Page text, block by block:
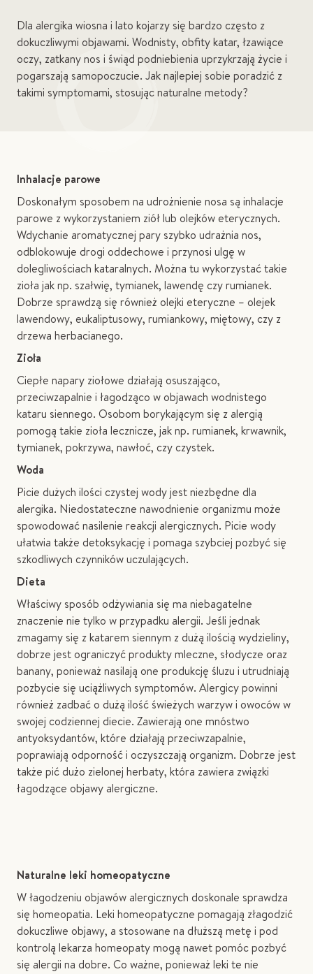
Dla alergika wiosna i lato kojarzy się bardzo często z
dokuczliwymi objawami. Wodnisty, obfity katar, łzawiące
oczy, zatkany nos i świąd podniebienia uprzykrzają życie i
pogarszają samopoczucie. Jak najlepiej sobie poradzić z
takimi symptomami, stosując naturalne metody?
Inhalacje parowe
Doskonałym sposobem na udrożnienie nosa są inhalacje
parowe z wykorzystaniem ziół lub olejków eterycznych.
Wdychanie aromatycznej pary szybko udrażnia nos,
odblokowuje drogi oddechowe i przynosi ulgę w
dolegliwościach kataralnych. Można tu wykorzystać takie
zioła jak np. szałwię, tymianek, lawendę czy rumianek.
Dobrze sprawdzą się również olejki eteryczne – olejek
lawendowy, eukaliptusowy, rumiankowy, miętowy, czy z
drzewa herbacianego.
Zioła
Ciepłe napary ziołowe działają osuszająco,
przeciwzapalnie i łagodząco w objawach wodnistego
kataru siennego. Osobom borykającym się z alergią
pomogą takie zioła lecznicze, jak np. rumianek, krwawnik,
tymianek, pokrzywa, nawłoć, czy czystek.
Woda
Picie dużych ilości czystej wody jest niezbędne dla
alergika. Niedostateczne nawodnienie organizmu może
spowodować nasilenie reakcji alergicznych. Picie wody
ułatwia także detoksykację i pomaga szybciej pozbyć się
szkodliwych czynników uczulających.
Dieta
Właściwy sposób odżywiania się ma niebagatelne
znaczenie nie tylko w przypadku alergii. Jeśli jednak
zmagamy się z katarem siennym z dużą ilością wydzieliny,
dobrze jest ograniczyć produkty mleczne, słodycze oraz
banany, ponieważ nasilają one produkcję śluzu i utrudniają
pozbycie się uciążliwych symptomów. Alergicy powinni
również zadbać o dużą ilość świeżych warzyw i owoców w
swojej codziennej diecie. Zawierają one mnóstwo
antyoksydantów, które działają przeciwzapalnie,
poprawiają odporność i oczyszczają organizm. Dobrze jest
także pić dużo zielonej herbaty, która zawiera związki
łagodzące objawy alergiczne.
Naturalne leki homeopatyczne
W łagodzeniu objawów alergicznych doskonale sprawdza
się homeopatia. Leki homeopatyczne pomagają złagodzić
dokuczliwe objawy, a stosowane na dłuższą metę i pod
kontrolą lekarza homeopaty mogą nawet pomóc pozbyć
się alergii na dobre. Co ważne, ponieważ leki te nie